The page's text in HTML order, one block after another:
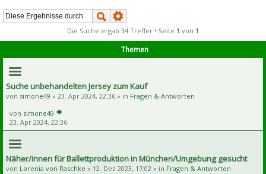
Die Suche ergab 34 Treffer • Seite 1 von 1
Themen
Suche unbehandelten Jersey zum Kauf
von simone49 » 23. Apr 2024, 22:36 » in Fragen & Antworten
von simone49
23. Apr 2024, 22:36
Näher/innen für Ballettproduktion in München/Umgebung gesucht
von Lorenia von Raschke » 12. Dez 2023, 17:02 » in Fragen & Antworten